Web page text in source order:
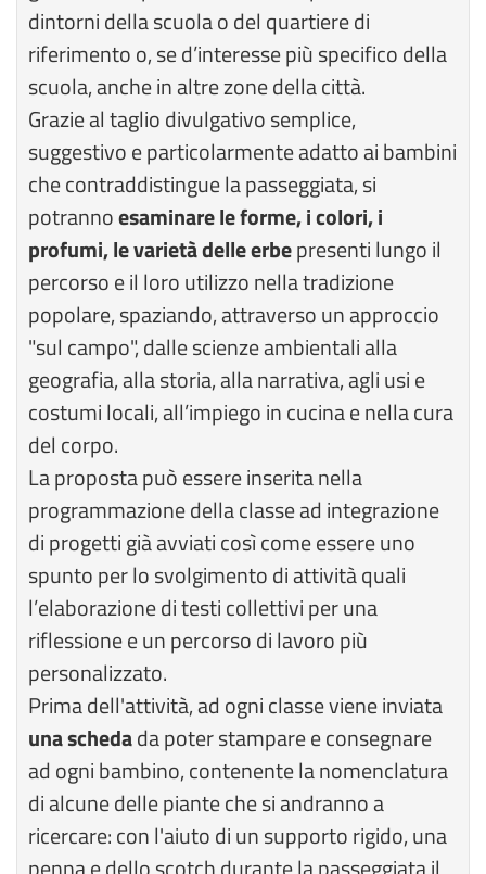
dintorni della scuola o del quartiere di
riferimento o, se d’interesse più specifico della
scuola, anche in altre zone della città.
Grazie al taglio divulgativo semplice,
suggestivo e particolarmente adatto ai bambini
che contraddistingue la passeggiata, si
potrannoesaminare le forme, i colori, i
profumi, le varietà delle erbepresenti lungo il
percorso e il loro utilizzo nella tradizione
popolare, spaziando, attraverso un approccio
"sul campo", dalle scienze ambientali alla
geografia, alla storia, alla narrativa, agli usi e
costumi locali, all’impiego in cucina e nella cura
del corpo.
La proposta può essere inserita nella
programmazione della classe ad integrazione
di progetti già avviati così come essere uno
spunto per lo svolgimento di attività quali
l’elaborazione di testi collettivi per una
riflessione e un percorso di lavoro più
personalizzato.
Prima dell'attività, ad ogni classe viene inviata
una schedada poter stampare e consegnare
ad ogni bambino, contenente la nomenclatura
di alcune delle piante che si andranno a
ricercare: con l'aiuto di un supporto rigido, una